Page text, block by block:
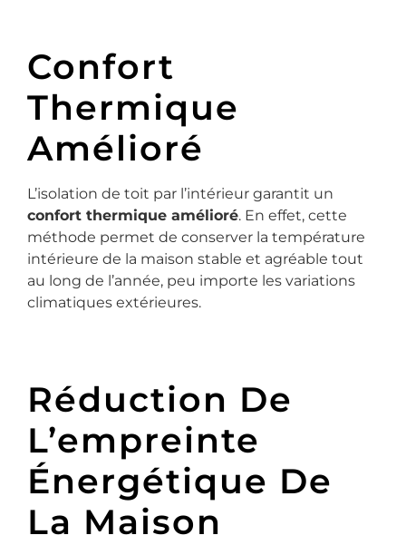
Confort
Thermique
Amélioré
L’isolation de toit par l’intérieur garantit un
confort thermique amélioré. En effet, cette
méthode permet de conserver la température
intérieure de la maison stable et agréable tout
au long de l’année, peu importe les variations
climatiques extérieures.
Réduction De
L’empreinte
Énergétique De
La Maison